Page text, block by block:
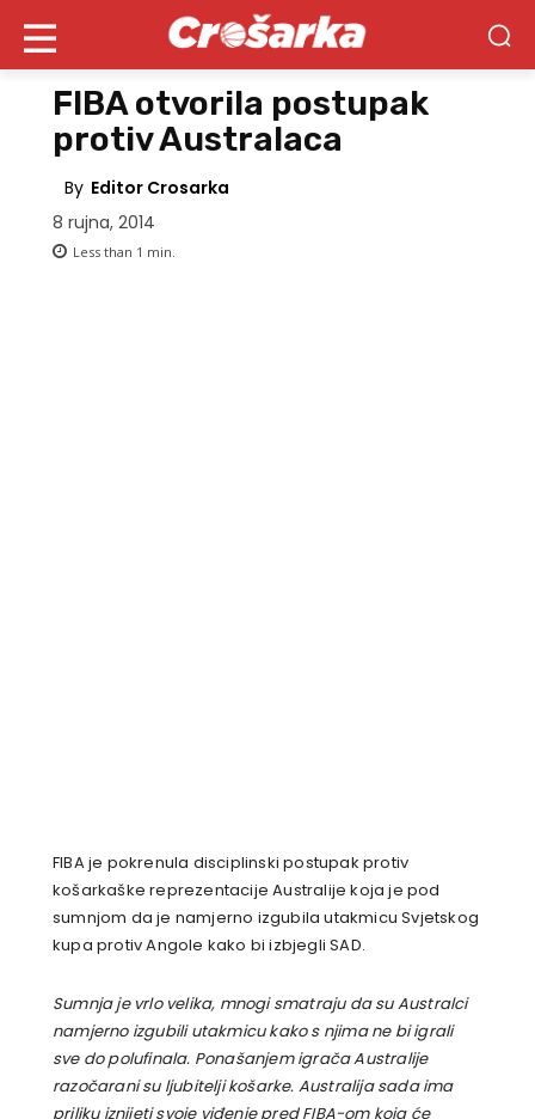
FIBA otvorila postupak
protiv Australaca
By Editor Crosarka
8 rujna, 2014
Less than 1 min.
FIBA je pokrenula disciplinski postupak protiv
košarkaške reprezentacije Australije koja je pod
sumnjom da je namjerno izgubila utakmicu Svjetskog
kupa protiv Angole kako bi izbjegli SAD.
Sumnja je vrlo velika, mnogi smatraju da su Australci
namjerno izgubili utakmicu kako s njima ne bi igrali
sve do polufinala. Ponašanjem igrača Australije
razočarani su ljubitelji košarke. Australija sada ima
priliku iznijeti svoje viđenje pred FIBA-om koja će